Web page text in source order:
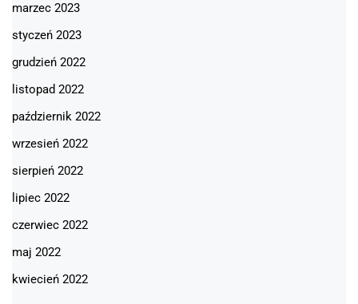
marzec 2023
styczeń 2023
grudzień 2022
listopad 2022
październik 2022
wrzesień 2022
sierpień 2022
lipiec 2022
czerwiec 2022
maj 2022
kwiecień 2022